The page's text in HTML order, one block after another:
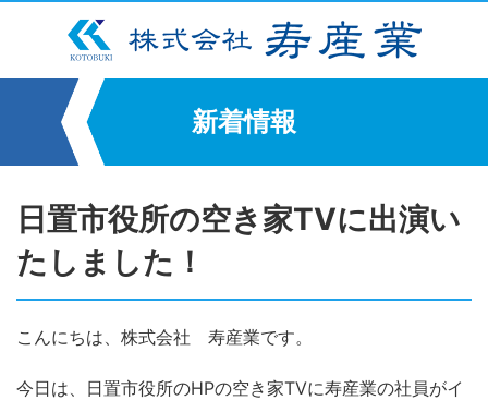
新着情報
日置市役所の空き家TVに出演い
たしました！
こんにちは、株式会社 寿産業です。
今日は、日置市役所のHPの空き家TVに寿産業の社員がイ